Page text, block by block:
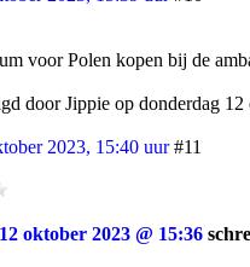
voor Polen kopen bij de
door Jippie op donderdag 12
2023, 15:40 uur #11
oktober 2023 @ 15:36